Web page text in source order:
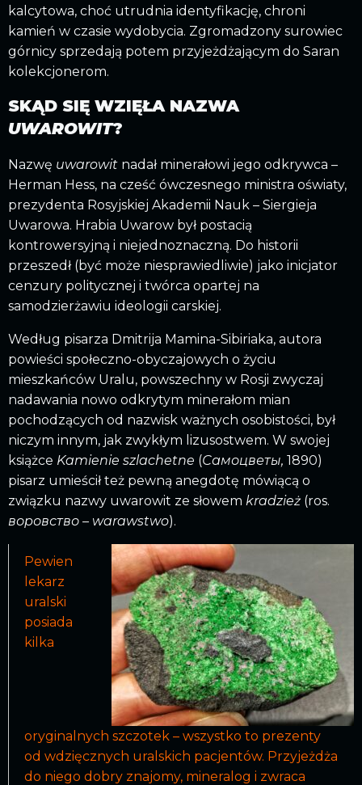
kalcytowa, choć utrudnia identyfikację, chroni
kamień w czasie wydobycia. Zgromadzony surowiec
górnicy sprzedają potem przyjeżdżającym do Saran
kolekcjonerom.
SKĄD SIĘ WZIĘŁA NAZWA
UWAROWIT?
Nazwę uwarowit nadał minerałowi jego odkrywca –
Herman Hess, na cześć ówczesnego ministra oświaty,
prezydenta Rosyjskiej Akademii Nauk – Siergieja
Uwarowa. Hrabia Uwarow był postacią
kontrowersyjną i niejednoznaczną. Do historii
przeszedł (być może niesprawiedliwie) jako inicjator
cenzury politycznej i twórca opartej na
samodzierżawiu ideologii carskiej.
Według pisarza Dmitrija Mamina-Sibiriaka, autora
powieści społeczno-obyczajowych o życiu
mieszkańców Uralu, powszechny w Rosji zwyczaj
nadawania nowo odkrytym minerałom mian
pochodzących od nazwisk ważnych osobistości, był
niczym innym, jak zwykłym lizusostwem. W swojej
książce Kamienie szlachetne (Самоцветы, 1890)
pisarz umieścił też pewną anegdotę mówiącą o
związku nazwy uwarowit ze słowem kradzież (ros.
воровство – warawstwo).
Pewien
lekarz
uralski
posiada
kilka
oryginalnych szczotek – wszystko to prezenty
od wdzięcznych uralskich pacjentów. Przyjeżdża
do niego dobry znajomy, mineralog i zwraca